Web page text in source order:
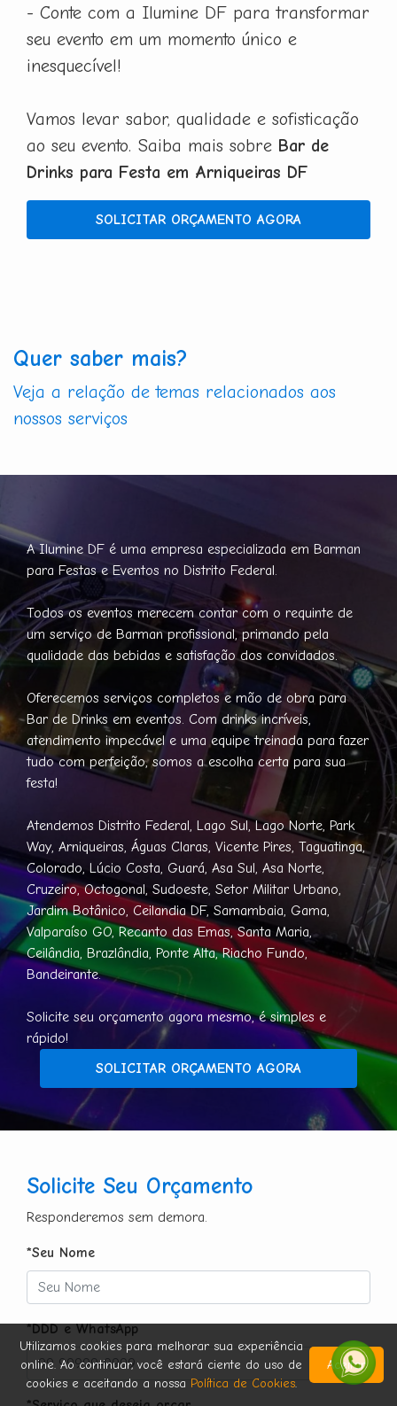
- Conte com a Ilumine DF para transformar
seu evento em um momento único e
inesquecível!
Vamos levar sabor, qualidade e sofisticação
ao seu evento. Saiba mais sobre Bar de
Drinks para Festa em Arniqueiras DF
SOLICITAR ORÇAMENTO AGORA
Quer saber mais?
Veja a relação de temas relacionados aos
nossos serviços
A Ilumine DF é uma empresa especializada em Barman
para Festas e Eventos no Distrito Federal.
Todos os eventos merecem contar com o requinte de
um serviço de Barman profissional, primando pela
qualidade das bebidas e satisfação dos convidados.
Oferecemos serviços completos e mão de obra para
Bar de Drinks em eventos. Com drinks incríveis,
atendimento impecável e uma equipe treinada para fazer
tudo com perfeição, somos a escolha certa para sua
festa!
Atendemos Distrito Federal, Lago Sul, Lago Norte, Park
Way, Arniqueiras, Águas Claras, Vicente Pires, Taguatinga,
Colorado, Lúcio Costa, Guará, Asa Sul, Asa Norte,
Cruzeiro, Octogonal, Sudoeste, Setor Militar Urbano,
Jardim Botânico, Ceilandia DF, Samambaia, Gama,
Valparaíso GO, Recanto das Emas, Santa Maria,
Ceilândia, Brazlândia, Ponte Alta, Riacho Fundo,
Bandeirante.
Solicite seu orçamento agora mesmo, é simples e
rápido!
SOLICITAR ORÇAMENTO AGORA
Solicite Seu Orçamento
Responderemos sem demora.
*Seu Nome
*DDD e WhatsApp
Utilizamos cookies para melhorar sua experiência
online. Ao continuar, você estará ciente do uso de
cookies e aceitando a nossa Política de Cookies.
Aceitar